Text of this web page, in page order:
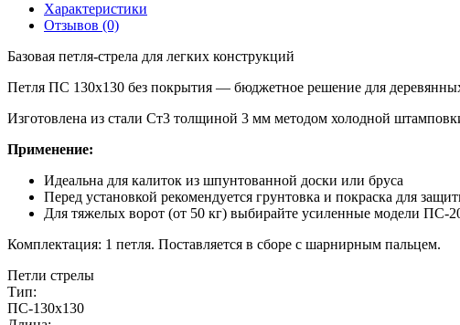
Характеристики
Отзывов (0)
Базовая петля-стрела для легких конструкций
Петля ПС 130х130 без покрытия — бюджетное решение для
Изготовлена из стали Ст3 толщиной 3 мм методом холодной
Применение:
Идеальна для калиток из шпунтованной доски или бруса
Перед установкой рекомендуется грунтовка и покраска для
Для тяжелых ворот (от 50 кг) выбирайте усиленные модели ПС-
Комплектация: 1 петля. Поставляется в сборе с шарнирным пальцем.
Петли стрелы
Тип:
ПС-130х130